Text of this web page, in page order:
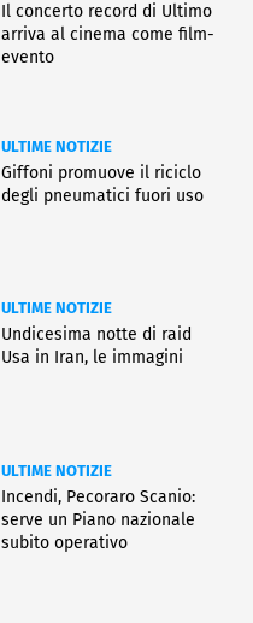
Il concerto record di Ultimo
arriva al cinema come film-
evento
ULTIME NOTIZIE
Giffoni promuove il riciclo
degli pneumatici fuori uso
ULTIME NOTIZIE
Undicesima notte di raid
Usa in Iran, le immagini
ULTIME NOTIZIE
Incendi, Pecoraro Scanio:
serve un Piano nazionale
subito operativo